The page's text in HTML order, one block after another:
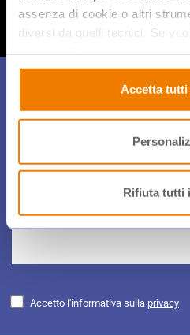
assenza di cookie o altri
diversi da quelli tecnici. Se
autonomamente selezionare i
su "Personalizza". Se vuoi
nostraPrivacy e Cookie
Accetta tutti
Rifiuta tutti
Iscriviti alla
Per restare sempre aggiornato
iniziative di didattica
coloratissima newsletter!
Privato Insegnante
Accetto l'informativa sulla privacy